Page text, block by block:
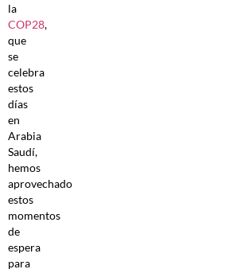
la
COP28,
que
se
celebra
estos
días
en
Arabia
Saudí,
hemos
aprovechado
estos
momentos
de
espera
para